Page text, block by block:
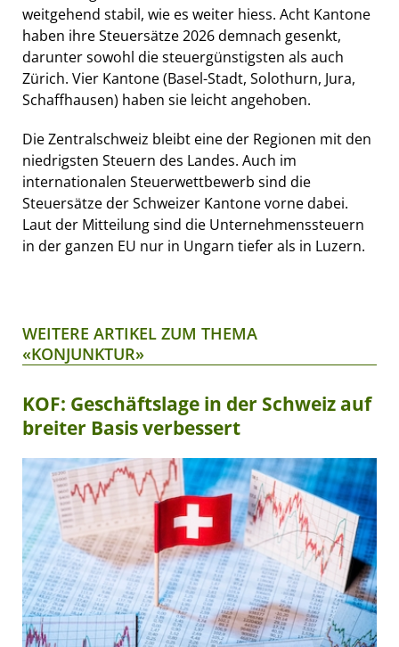
weitgehend stabil, wie es weiter hiess. Acht Kantone
haben ihre Steuersätze 2026 demnach gesenkt,
darunter sowohl die steuergünstigsten als auch
Zürich. Vier Kantone (Basel-Stadt, Solothurn, Jura,
Schaffhausen) haben sie leicht angehoben.
Die Zentralschweiz bleibt eine der Regionen mit den
niedrigsten Steuern des Landes. Auch im
internationalen Steuerwettbewerb sind die
Steuersätze der Schweizer Kantone vorne dabei.
Laut der Mitteilung sind die Unternehmenssteuern
in der ganzen EU nur in Ungarn tiefer als in Luzern.
WEITERE ARTIKEL ZUM THEMA
«KONJUNKTUR»
KOF: Geschäftslage in der Schweiz auf
breiter Basis verbessert